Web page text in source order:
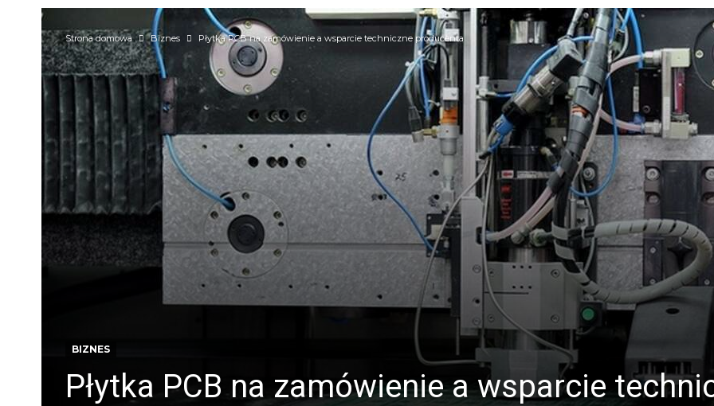
Strona domowa Biznes Płytka PCB na zamówienie a wsparcie techniczne producenta
BIZNES
Płytka PCB na zamówienie a wsparcie